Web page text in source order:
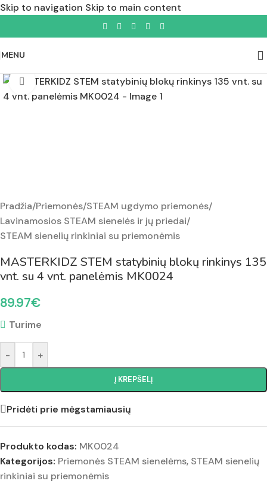
Skip to navigation Skip to main content
MENU
Padidinti nuotrauką
Pradžia/Priemonės/STEAM ugdymo priemonės/
Lavinamosios STEAM sienelės ir jų priedai/
STEAM sienelių rinkiniai su priemonėmis
MASTERKIDZ STEM statybinių blokų rinkinys 135
vnt. su 4 vnt. panelėmis MK0024
89.97€
Turime
- +
Į KREPŠELĮ
Pridėti prie mėgstamiausių
Produkto kodas: MK0024
Kategorijos: Priemonės STEAM sienelėms, STEAM sienelių
rinkiniai su priemonėmis